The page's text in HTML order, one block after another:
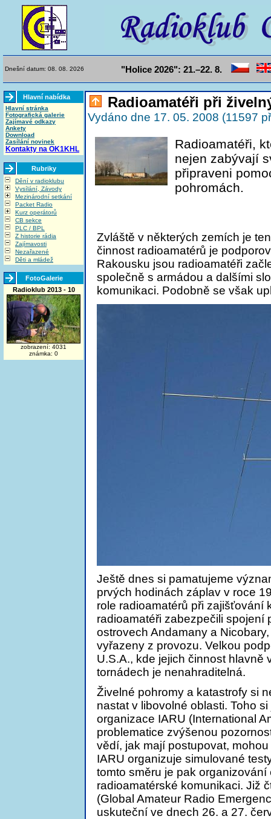
Dnešní datum: 08. 08. 2026 "Holice 2026": 21.–22. 8.
Hlavní nabídka
Hlavní stránka
Fotografická galerie
Zajímavé odkazy
Ankety
Download
Zasílání novinek
Kontakty na OK1KHL
Rubriky
Dění v radioklubu
Vysílání, Závody
Mezinárodní setkání
Packet Radio
Kurz operátorů
CB sekce
PLC / BPL
Z historie rádia
Zajímavosti
Nezařazené
Děti a mládež
FotoGalerie
Radioklub 2013 - 10
zobrazení: 4031
známka: 0
Radioamatéři při
Vydáno dne 17. 05. 2008 (11597
Radioamatéři,
nejen zabývají
připraveni
pohromách.
Zvláště v některých zemích je
činnost radioamatérů je
Rakousku jsou radioamatéři
společně s armádou a dalšími
komunikaci. Podobně se však
Ještě dnes si pamatujeme
prvých hodinách záplav v roce
role radioamatérů při zajišťování
radioamatéři zabezpečili
ostrovech Andamany a
vyřazeny z provozu. Velkou
U.S.A., kde jejich činnost
tornádech je nenahraditelná.
Živelné pohromy a katastrofy si
nastat v libovolné oblasti. Toho
organizace IARU (International
problematice zvýšenou
vědí, jak mají postupovat,
IARU organizuje simulované
tomto směru je pak
radioamatérské komunikaci. Již
(Global Amateur Radio
uskuteční ve dnech 26. a 27.